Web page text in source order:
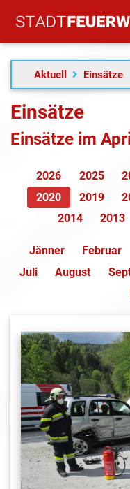
Aktuell Einsätze
Einsätze
Einsätze im
2026 2025
2020
2019
2014
2013
Jänner Februar
Juli
August